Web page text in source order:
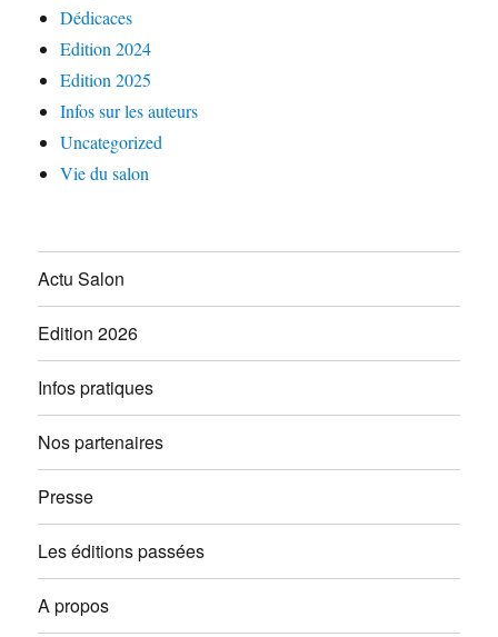
Dédicaces
Edition 2024
Edition 2025
Infos sur les auteurs
Uncategorized
Vie du salon
Actu Salon
Edition 2026
Infos pratiques
Nos partenaires
Presse
Les éditions passées
A propos